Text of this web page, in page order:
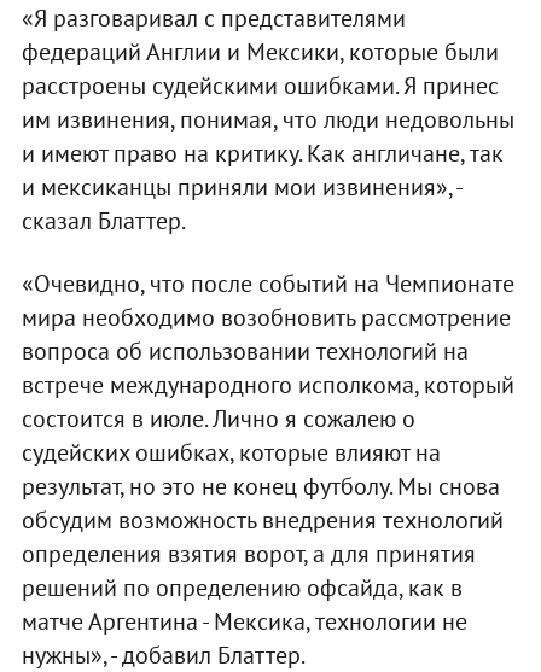
«Я разговаривал с представителями
федераций Англии и Мексики, которые были
расстроены судейскими ошибками. Я принес
им извинения, понимая, что люди недовольны
и имеют право на критику. Как англичане, так
и мексиканцы приняли мои извинения», -
сказал Блаттер.
«Очевидно, что после событий на Чемпионате
мира необходимо возобновить рассмотрение
вопроса об использовании технологий на
встрече международного исполкома, который
состоится в июле. Лично я сожалею о
судейских ошибках, которые влияют на
результат, но это не конец футболу. Мы снова
обсудим возможность внедрения технологий
определения взятия ворот, а для принятия
решений по определению офсайда, как в
матче Аргентина - Мексика, технологии не
нужны», - добавил Блаттер.